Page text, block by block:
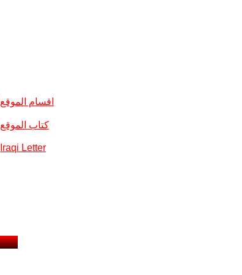
اقسام الموقع
كتاب الموقع
Iraqi Letter